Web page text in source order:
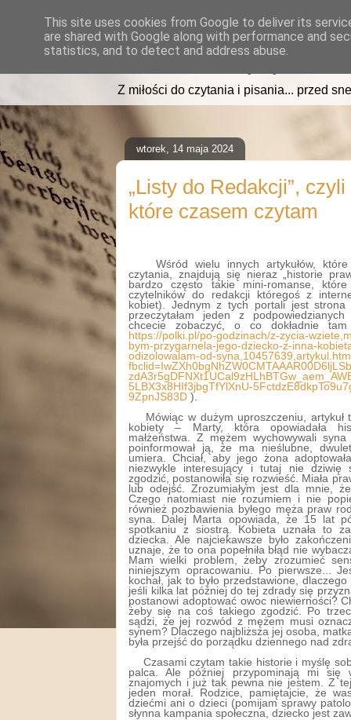
read2sleep.pl
Z miłości do czytania i pisania... przed
wtorek, 14 maja 2024
„Listy do Redakcji”,
które czasem czytam
Wśród wielu innych artykułów,
czytania, znajdują się nieraz „historie
bardzo często takie mini-romanse,
czytelników do redakcji któregoś z
kobiet). Jednym z tych portali jest
przeczytałam jeden z
chcecie zobaczyć, o co dokładnie
https://polki.pl/po-godzinach/z-zycia-
bym-przygarnela-jego-dziecko-z-inna-
odizolowalam-od-
5LBX3x8HIf3jbgTfYlXnU-
9ZpnJS83D ).
Mówiąc w dużym uproszczeniu, artykuł
kobiety – Marty, która opowiadała
małżeństwa. Z mężem wychowywali
poinformował ją, że ma nieślubne,
umiera. Chciał, aby jego żona
niezwykle interesujący i tutaj nie
zgodzić, postanowiła się rozwieść. Miała
lub odejść. Zrozumiałym jest dla mnie,
Czego natomiast nie rozumiem i nie
również pozbawienia byłego męża praw
syna.
Dalej Marta opowiada, że 15 lat
spotkaniu z siostrą. Kobieta uznała to
dziecka. Ale najciekawsze było
uznaje, że to ona popełniła błąd nie
Mam wielki problem, żeby zrozumieć
niniejszym opracowaniu. Po pierwsze...
kochał, jak to było przedstawione,
jeśli kilka lat później do tej zdrady się
postanowi adoptować owoc niewierności?
żeby się na coś takiego zgodzić. Po
sądzi, że jej rozwód z mężem musi
synem? Dlaczego najbliższa jej osoba,
była przejść do porządku dziennego nad
Czasami czytam takie historie i myślę
palca. Ale później przypominają mi się
znajomych i już tak pewna nie jestem. Z
jeden morał. Rodzice, pamiętajcie, że
dziećmi ani o dzieci (pomijam sprawy
słynna kampania społeczna, dziecko jest
This site uses cookies from Google to deliver its
are shared with Google along with performance and
statistics, and to detect and address abuse.